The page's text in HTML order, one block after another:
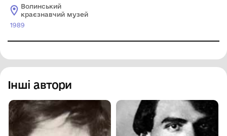
Волинський
краєзнавчий музей
1989
Інші автори